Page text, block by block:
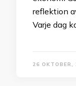
reflektion
Varje dag
26 OKTOBER,